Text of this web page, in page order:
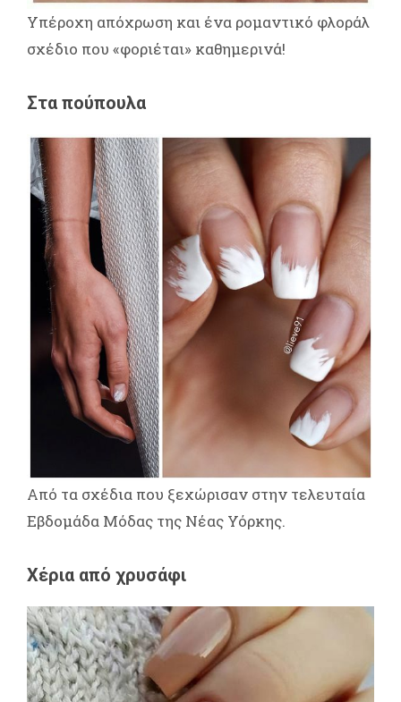
Υπέροχη απόχρωση και ένα ρομαντικό φλοράλ
σχέδιο που «φοριέται» καθημερινά!
Στα πούπουλα
Από τα σχέδια που ξεχώρισαν στην τελευταία
Εβδομάδα Μόδας της Νέας Υόρκης.
Χέρια από χρυσάφι